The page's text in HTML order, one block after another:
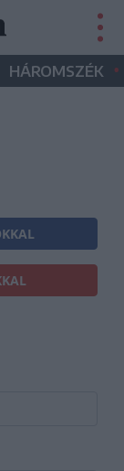
HÁROMSZÉK •